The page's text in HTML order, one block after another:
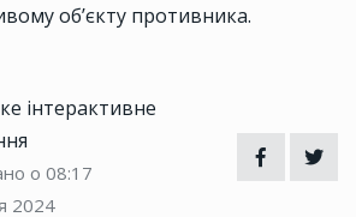
об’єкту противника.
інтерактивне
о 08:17
2024